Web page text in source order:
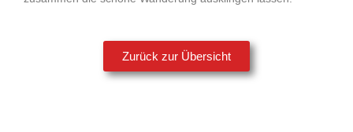
Zurück zur Übersicht